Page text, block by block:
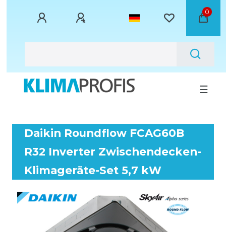
0
☰
Daikin Roundflow FCAG60B
R32 Inverter Zwischendecken-
Klimageräte-Set 5,7 kW